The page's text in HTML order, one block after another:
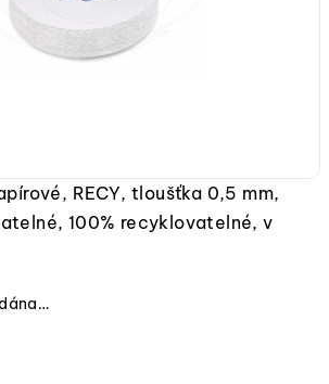
RECY, tloušťka 0,5 mm,
100% recyklovatelné, v